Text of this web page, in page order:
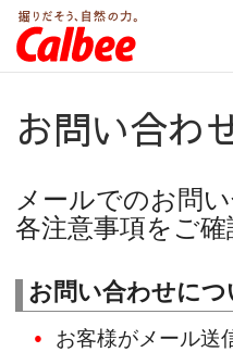
お問い合わ
メールでのお問
各注意事項をご確
お問い合わせにつ
お客様がメール送